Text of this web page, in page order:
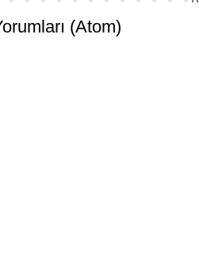
(Atom)